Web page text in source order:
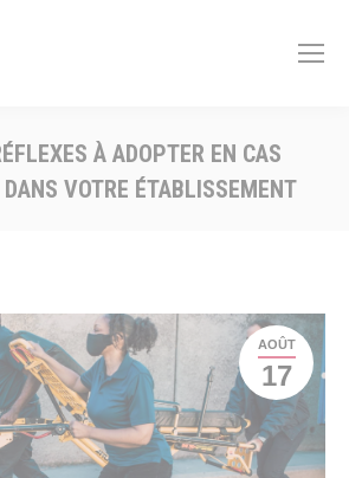
À ADOPTER EN CAS
DANS VOTRE ÉTABLISSEMENT
AOÛT
17